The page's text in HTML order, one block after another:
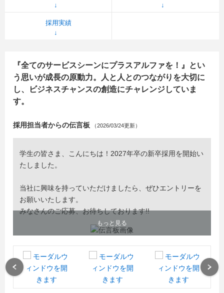
採用実績
『全てのサービスシーンにプラスアルファを！』とい
う思いが成長の原動力。人と人とのつながりを大切に
し、ビジネスチャンスの創造にチャレンジしていま
す。
採用担当者からの伝言板 （2026/03/24更新）
学生の皆さま、こんにちは！2027年卒の新卒採用を開始い
たしました。
当社に興味を持っていただけましたら、ぜひエントリーを
お願いいたします。
みなさんのご応募、お待ちしております!!
もっと見る